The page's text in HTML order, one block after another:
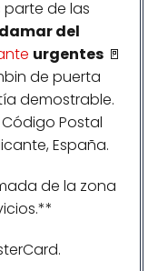
parte de las
del
urgentes 🚪
de puerta
demostrable.
Postal
España.
de la zona